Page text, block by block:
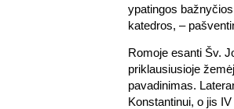
ypatingos
katedros, –
Romoje esanti Šv.
priklausiusioje
pavadinimas.
Konstantinui, o jis